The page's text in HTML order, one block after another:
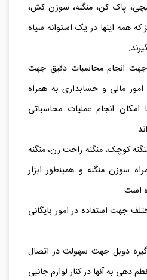
پاک کن، منگنه، سوزن کش،
که همه اینها در یک استوانه سیاه
انجام محاسبات دقیق جهت
مالی و حسابداری به همراه
انجام عملیات محاسباتی
دلی در ۴ گروه منگنه کوچک، منگنه راحت زن، منگنه
سوزن منگنه و همینطور ابزار
است.
جهت استفاده در امور بایگانی
گیره دوبل جهت سهولت در اتصال
دهی به آنها در کنار لوازم جانبی